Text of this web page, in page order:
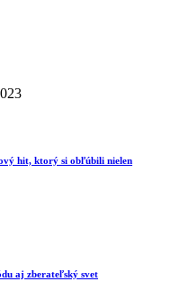
hit, ktorý si obľúbili nielen
aj zberateľský svet